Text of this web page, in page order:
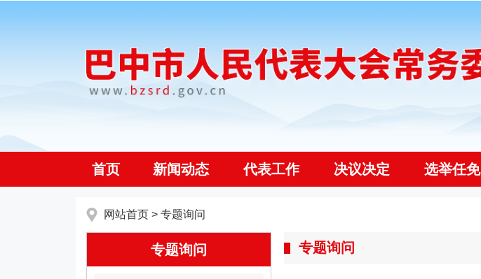
首页 新闻动态 代表工作 决议决定 选举任免
网站首页 > 专题询问
专题询问 专题询问